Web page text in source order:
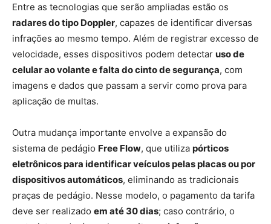
Entre as tecnologias que serão ampliadas estão os
radares do tipo Doppler, capazes de identificar diversas
infrações ao mesmo tempo. Além de registrar excesso de
velocidade, esses dispositivos podem detectar uso de
celular ao volante e falta do cinto de segurança, com
imagens e dados que passam a servir como prova para
aplicação de multas.
Outra mudança importante envolve a expansão do
sistema de pedágio Free Flow, que utiliza pórticos
eletrônicos para identificar veículos pelas placas ou por
dispositivos automáticos, eliminando as tradicionais
praças de pedágio. Nesse modelo, o pagamento da tarifa
deve ser realizado em até 30 dias; caso contrário, o